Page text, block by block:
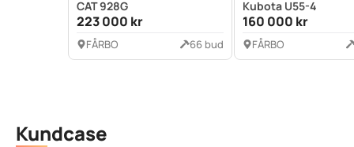
CAT 928G
223 000 kr
FÅRBO 66 bud
Kubota U55-4
160 000 kr
FÅRBO
Kundcase